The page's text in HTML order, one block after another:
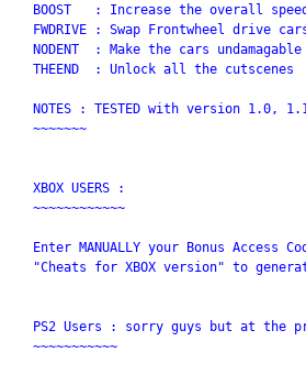
BOOST   : Increase the overall
FWDRIVE : Swap Frontwheel drive
  NODENT  : Make the cars undamagable
  THEEND  : Unlock all the cutscenes
NOTES : TESTED with version 1.0,
  ~~~~~~~
  XBOX USERS :
  ~~~~~~~~~~~~
Enter MANUALLY your Bonus Access
"Cheats for XBOX version" to
PS2 Users : sorry guys but at the
  ~~~~~~~~~~~